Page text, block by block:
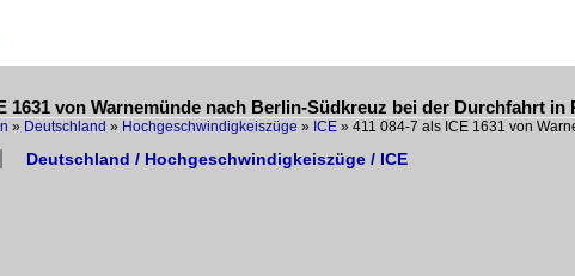
1631 von Warnemünde nach Berlin-Südkreuz bei der Durchfahrt in
» Deutschland » Hochgeschwindigkeiszüge » ICE » 411 084-7 als ICE 1631 von
Deutschland / Hochgeschwindigkeiszüge / ICE